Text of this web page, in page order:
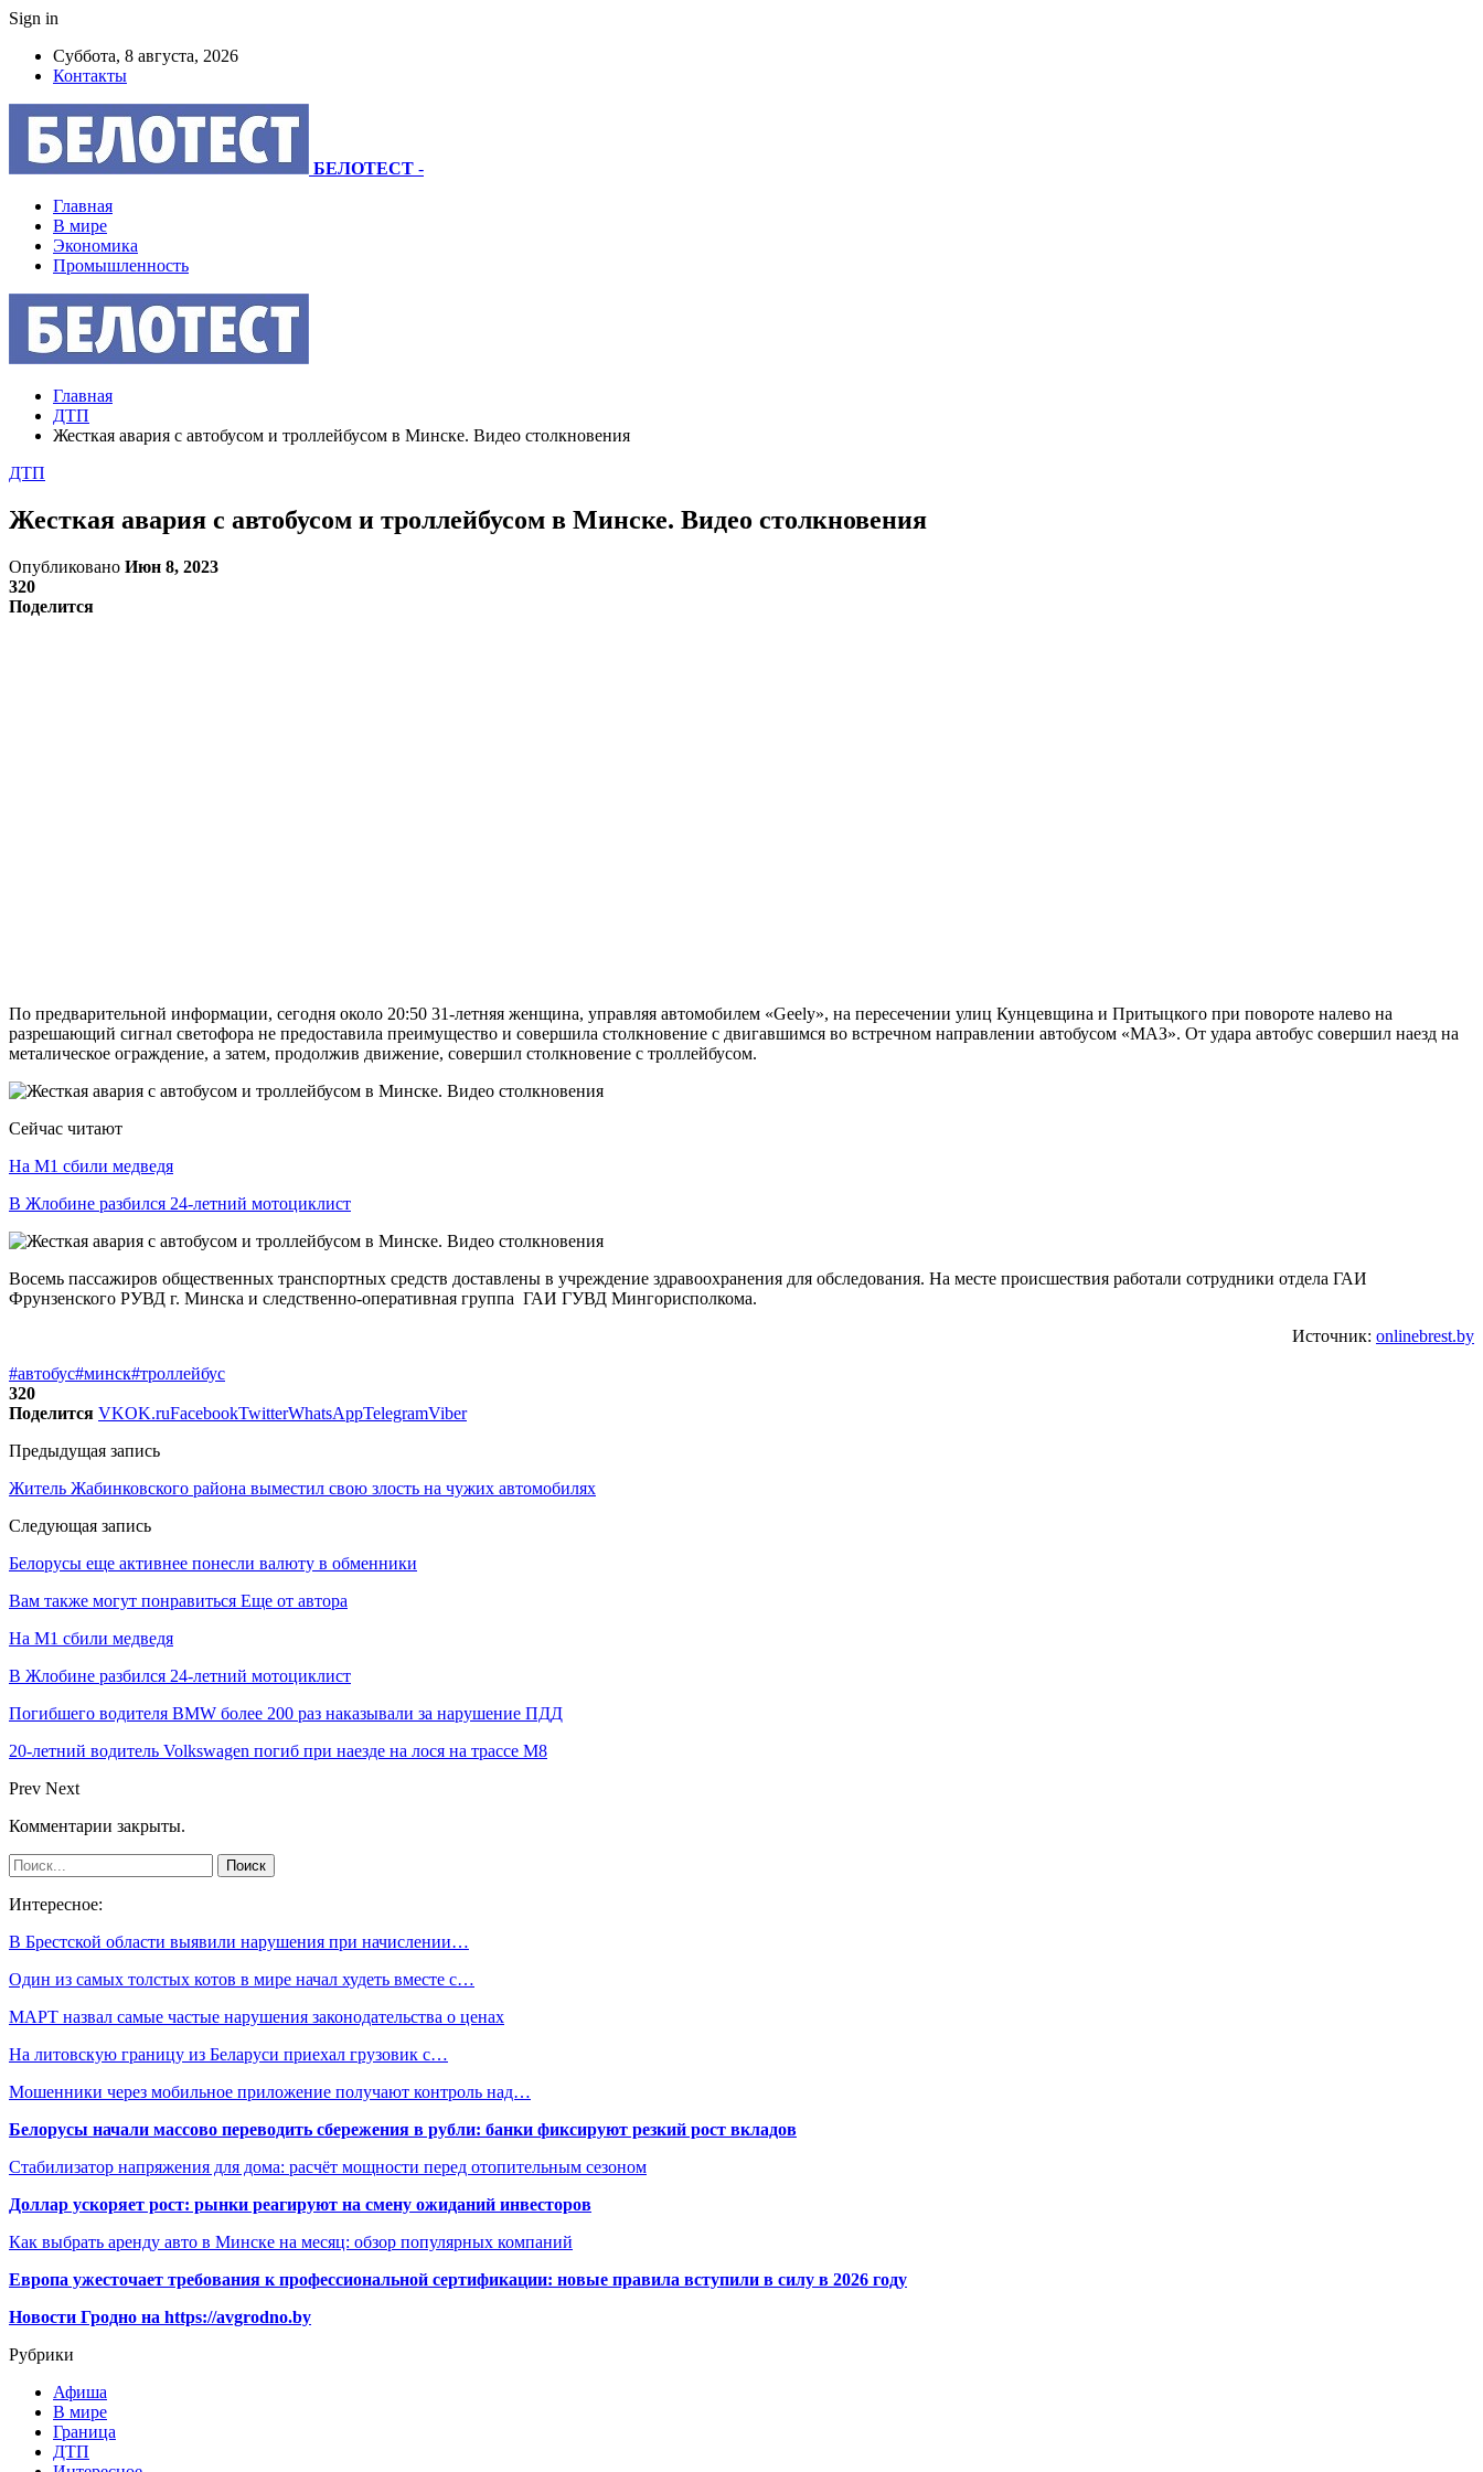
Sign in
Суббота, 8 августа, 2026
Контакты
БЕЛОТЕСТ -
Главная
В мире
Экономика
Промышленность
Главная
ДТП
Жесткая авария с автобусом и троллейбусом в Минске. Видео столкновения
ДТП
Жесткая авария с автобусом и троллейбусом в Минске. Видео столкновения
Опубликовано Июн 8, 2023
320
Поделится
По предварительной информации, сегодня около 20:50 31-летняя женщина, управляя автомобилем «Geely», на пересечении улиц Кунцевщина и Притыцкого при повороте налево на
разрешающий сигнал светофора не предоставила преимущество и совершила столкновение с двигавшимся во встречном направлении автобусом «МАЗ». От удара автобус совершил наезд на
металическое ограждение, а затем, продолжив движение, совершил столкновение с троллейбусом.
Сейчас читают
На М1 сбили медведя
В Жлобине разбился 24-летний мотоциклист
Восемь пассажиров общественных транспортных средств доставлены в учреждение здравоохранения для обследования. На месте происшествия работали сотрудники отдела ГАИ
Фрунзенского РУВД г. Минска и следственно-оперативная группа ГАИ ГУВД Мингорисполкома.
Источник: onlinebrest.by
#автобус#минск#троллейбус
320
Поделится VKOK.ruFacebookTwitterWhatsAppTelegramViber
Предыдущая запись
Житель Жабинковского района выместил свою злость на чужих автомобилях
Следующая запись
Белорусы еще активнее понесли валюту в обменники
Вам также могут понравиться Еще от автора
На М1 сбили медведя
В Жлобине разбился 24-летний мотоциклист
Погибшего водителя BMW более 200 раз наказывали за нарушение ПДД
20-летний водитель Volkswagen погиб при наезде на лося на трассе М8
Prev Next
Комментарии закрыты.
Интересное:
В Брестской области выявили нарушения при начислении…
Один из самых толстых котов в мире начал худеть вместе с…
МАРТ назвал самые частые нарушения законодательства о ценах
На литовскую границу из Беларуси приехал грузовик с…
Мошенники через мобильное приложение получают контроль над…
Белорусы начали массово переводить сбережения в рубли: банки фиксируют резкий рост вкладов
Стабилизатор напряжения для дома: расчёт мощности перед отопительным сезоном
Доллар ускоряет рост: рынки реагируют на смену ожиданий инвесторов
Как выбрать аренду авто в Минске на месяц: обзор популярных компаний
Европа ужесточает требования к профессиональной сертификации: новые правила вступили в силу в 2026 году
Новости Гродно на https://avgrodno.by
Рубрики
Афиша
В мире
Граница
ДТП